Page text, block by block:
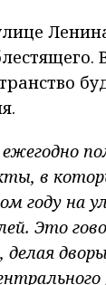
в
году на
Это
делая